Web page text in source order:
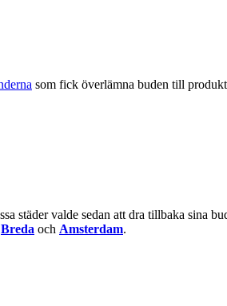
som fick överlämna buden till
städer valde sedan att dra tillbaka sina
Breda och Amsterdam.